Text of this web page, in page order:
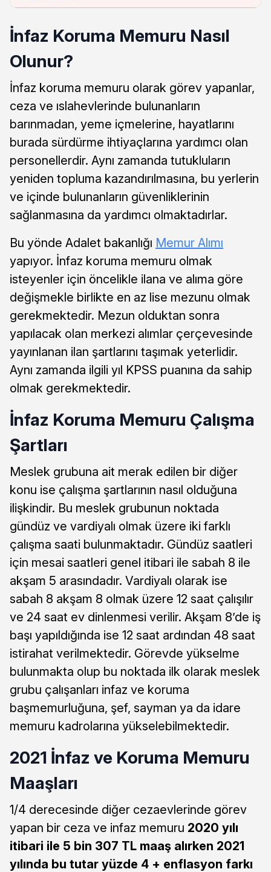
İnfaz Koruma Memuru Nasıl
Olunur?
İnfaz koruma memuru olarak görev yapanlar,
ceza ve ıslahevlerinde bulunanların
barınmadan, yeme içmelerine, hayatlarını
burada sürdürme ihtiyaçlarına yardımcı olan
personellerdir. Aynı zamanda tutukluların
yeniden topluma kazandırılmasına, bu yerlerin
ve içinde bulunanların güvenliklerinin
sağlanmasına da yardımcı olmaktadırlar.
Bu yönde Adalet bakanlığı Memur Alımı
yapıyor. İnfaz koruma memuru olmak
isteyenler için öncelikle ilana ve alıma göre
değişmekle birlikte en az lise mezunu olmak
gerekmektedir. Mezun olduktan sonra
yapılacak olan merkezi alımlar çerçevesinde
yayınlanan ilan şartlarını taşımak yeterlidir.
Aynı zamanda ilgili yıl KPSS puanına da sahip
olmak gerekmektedir.
İnfaz Koruma Memuru Çalışma
Şartları
Meslek grubuna ait merak edilen bir diğer
konu ise çalışma şartlarının nasıl olduğuna
ilişkindir. Bu meslek grubunun noktada
gündüz ve vardiyalı olmak üzere iki farklı
çalışma saati bulunmaktadır. Gündüz saatleri
için mesai saatleri genel itibari ile sabah 8 ile
akşam 5 arasındadır. Vardiyalı olarak ise
sabah 8 akşam 8 olmak üzere 12 saat çalışılır
ve 24 saat ev dinlenmesi verilir. Akşam 8’de iş
başı yapıldığında ise 12 saat ardından 48 saat
istirahat verilmektedir. Görevde yükselme
bulunmakta olup bu noktada ilk olarak meslek
grubu çalışanları infaz ve koruma
başmemurluğuna, şef, sayman ya da idare
memuru kadrolarına yükselebilmektedir.
2021 İnfaz ve Koruma Memuru
Maaşları
1/4 derecesinde diğer cezaevlerinde görev
yapan bir ceza ve infaz memuru 2020 yılı
itibari ile 5 bin 307 TL maaş alırken 2021
yılında bu tutar yüzde 4 + enflasyon farkı